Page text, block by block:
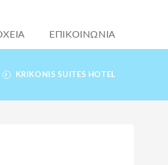
ΕΠΙΚΟΙΝΩΝΙΑ
KRIKONIS SUITES HOTEL